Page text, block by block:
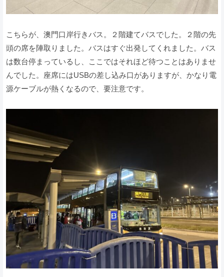
こちらが、澳門口岸行きバス。２階建てバスでした。２階の先
頭の席を陣取りました。バスはすぐ出発してくれました。バス
は数台停まっているし、ここではそれほど待つことはありませ
んでした。座席にはUSBの差し込み口がありますが、かなり電
源ケーブルが熱くなるので、要注意です。